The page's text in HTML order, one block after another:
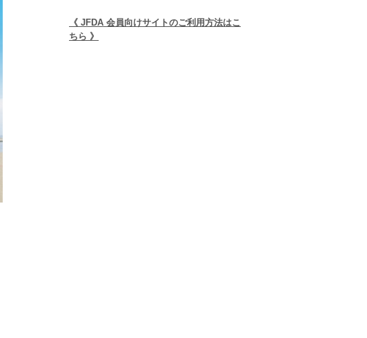
《 JFDA 会員向けサイトのご利用方法はこ
ちら 》